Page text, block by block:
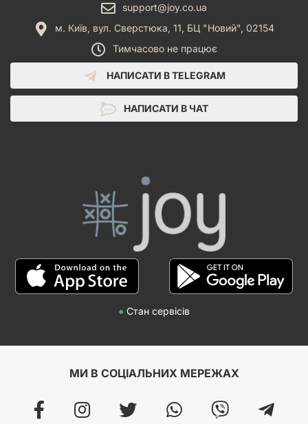
support@joy.co.ua
м. Київ, вул. Сверстюка, 11, БЦ "Новий", 02154
Тимчасово не працює
НАПИСАТИ В TELEGRAM
НАПИСАТИ В ЧАТ
● Стан сервісів
МИ В СОЦІАЛЬНИХ МЕРЕЖАХ